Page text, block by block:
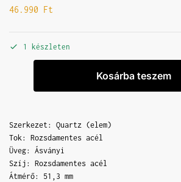
46.990 Ft
1 készleten
Kosárba teszem
Szerkezet: Quartz (elem)
Tok: Rozsdamentes acél
Üveg: Ásványi
Szíj: Rozsdamentes acél
Átmérő: 51,3 mm